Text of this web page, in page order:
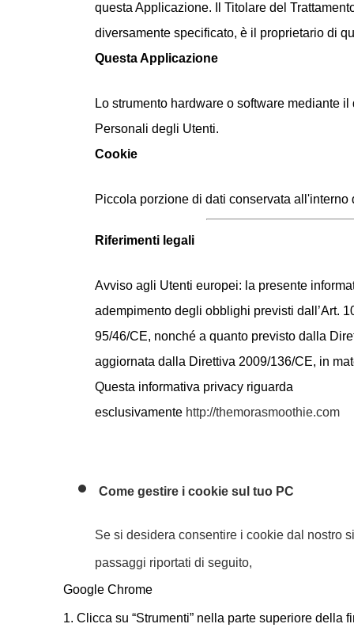
questa Applicazione. Il Titolare del
diversamente specificato, è il proprietario di
Questa Applicazione
Lo strumento hardware o software mediante
Personali degli Utenti.
Cookie
Piccola porzione di dati conservata
Riferimenti legali
Avviso agli Utenti europei: la presente
adempimento degli obblighi previsti dall’Art.
95/46/CE, nonché a quanto previsto dalla
aggiornata dalla Direttiva 2009/136/CE, in
Questa informativa privacy riguarda
esclusivamente http://themorasmoothie.com
Come gestire i cookie sul tuo PC
Se si desidera consentire i cookie dal nostro
passaggi riportati di seguito,
Google Chrome
1. Clicca su “Strumenti” nella parte superiore della